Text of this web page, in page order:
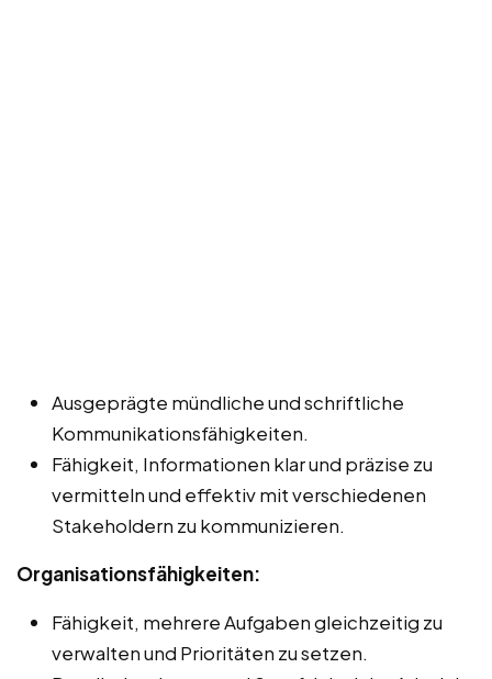
Ausgeprägte mündliche und schriftliche
Kommunikationsfähigkeiten.
Fähigkeit, Informationen klar und präzise zu
vermitteln und effektiv mit verschiedenen
Stakeholdern zu kommunizieren.
Organisationsfähigkeiten:
Fähigkeit, mehrere Aufgaben gleichzeitig zu
verwalten und Prioritäten zu setzen.